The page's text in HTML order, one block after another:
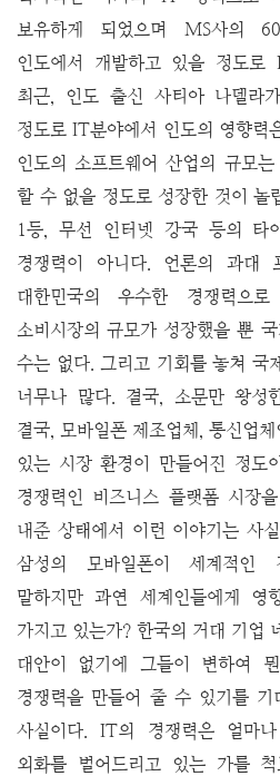
보유하게 되었으며 MS사의
인도에서 개발하고 있을 정도
최근, 인도 출신 사티아 나델라
정도로 IT분야에서 인도의 영향력
인도의 소프트웨어 산업의 규모
할 수 없을 정도로 성장한 것이 놀
1등, 무선 인터넷 강국 등의 타
경쟁력이 아니다. 언론의 과대
대한민국의 우수한 경쟁력
소비시장의 규모가 성장했을 뿐
수는 없다. 그리고 기회를 놓쳐 국
너무나 많다. 결국, 소문만 왕성
결국, 모바일폰 제조업체, 통신업
있는 시장 환경이 만들어진 정도
경쟁력인 비즈니스 플랫폼 시장
내준 상태에서 이런 이야기는 사
삼성의 모바일폰이 세계적인
말하지만 과연 세계인들에게
가지고 있는가? 한국의 거대 기업
대안이 없기에 그들이 변하여
경쟁력을 만들어 줄 수 있기를
사실이다.IT의 경쟁력은 얼마
외화를 벌어드리고 있는 가를